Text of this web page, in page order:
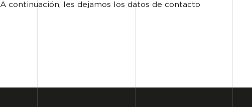
A continuación, les dejamos los datos de contacto